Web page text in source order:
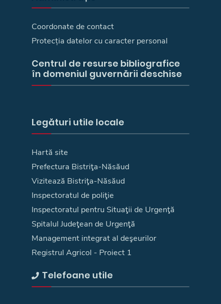
Coordonate de contact
Protecția datelor cu caracter personal
Centrul de resurse bibliografice
în domeniul guvernării deschise
Legături utile locale
Hartă site
Prefectura Bistriţa-Năsăud
Vizitează Bistriţa-Năsăud
Inspectoratul de poliţie
Inspectoratul pentru Situaţii de Urgenţă
Spitalul Judeţean de Urgenţă
Management integrat al deşeurilor
Registrul Agricol - Proiect 1
Telefoane utile